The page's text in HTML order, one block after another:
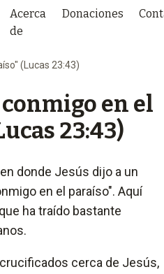
Acerca
de
Donaciones
(Lucas 23:43)
en el
23:43)
donde Jesús dijo a un
en el paraíso". Aquí
ha traído bastante
cerca de Jesús,